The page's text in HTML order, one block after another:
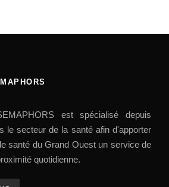
est spécialisé depuis
le secteur de la santé afin d'apporter
santé du Grand Ouest un service de
quotidienne.